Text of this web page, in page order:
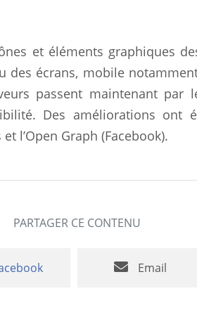
et éléments graphiques
des écrans, mobile
passent maintenant par
Des améliorations ont
l’Open Graph (Facebook).
PARTAGER CE CONTENU
Email